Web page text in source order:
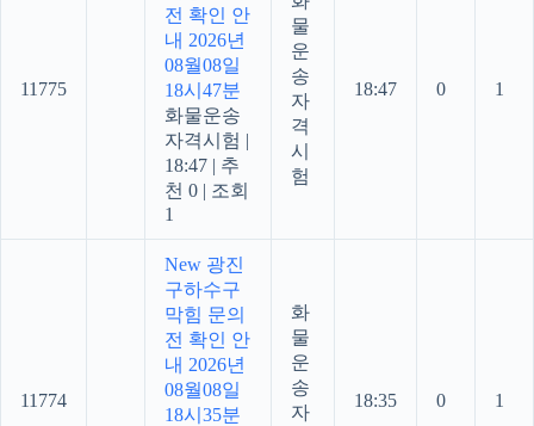
11775
전 확인 안
내 2026년
08월08일
18시47분
화물운송
자격시험 |
18:47 | 추
천 0 | 조회
1
물
운
송
자
격
시
험
18:47 0 1
11774
New 광진
구하수구
막힘 문의
전 확인 안
내 2026년
08월08일
18시35분
화
물
운
송
자
18:35 0 1